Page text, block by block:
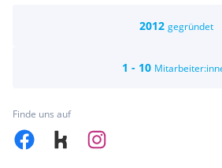
2012 gegründet
1 - 10
Finde uns auf